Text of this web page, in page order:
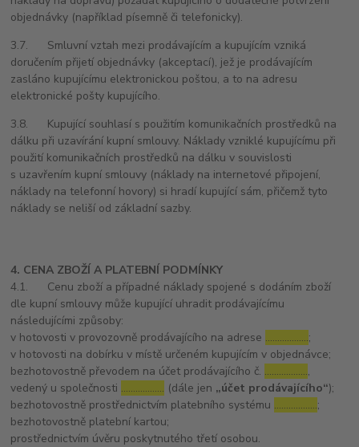
objednávky (například písemně či telefonicky).
3.7. Smluvní vztah mezi prodávajícím a kupujícím vzniká
doručením přijetí objednávky (akceptací), jež je prodávajícím
zasláno kupujícímu elektronickou poštou, a to na adresu
elektronické pošty kupujícího.
3.8. Kupující souhlasí s použitím komunikačních prostředků na
dálku při uzavírání kupní smlouvy. Náklady vzniklé kupujícímu při
použití komunikačních prostředků na dálku v souvislosti
s uzavřením kupní smlouvy (náklady na internetové připojení,
náklady na telefonní hovory) si hradí kupující sám, přičemž tyto
náklady se neliší od základní sazby.
4. CENA ZBOŽÍ A PLATEBNÍ PODMÍNKY
4.1. Cenu zboží a případné náklady spojené s dodáním zboží
dle kupní smlouvy může kupující uhradit prodávajícímu
následujícími způsoby:
v hotovosti v provozovně prodávajícího na adrese ………………;
v hotovosti na dobírku v místě určeném kupujícím v objednávce;
bezhotovostně převodem na účet prodávajícího č. ………………,
vedený u společnosti ……………… (dále jen „účet prodávajícího“);
bezhotovostně prostřednictvím platebního systému ………………;
bezhotovostně platební kartou;
prostřednictvím úvěru poskytnutého třetí osobou.